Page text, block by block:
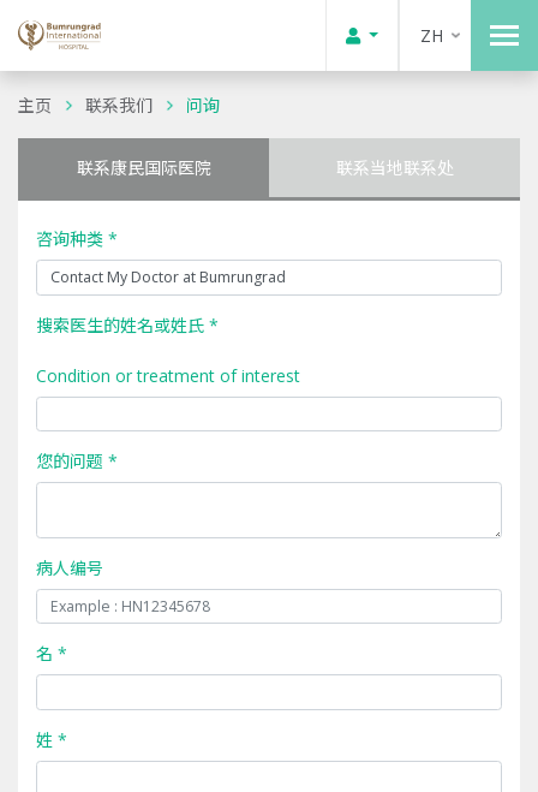
ZH
主页 联系我们 问询
联系康民国际医院 联系当地联系处
咨询种类 *
搜索医生的姓名或姓氏 *
Condition or treatment of interest
您的问题 *
病人编号
名 *
姓 *